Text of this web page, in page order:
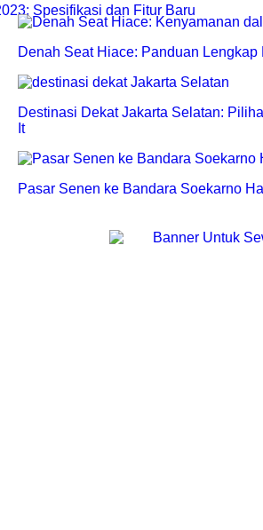
Denah Seat Hiace: Panduan
Destinasi Dekat Jakarta Selatan:
It
Pasar Senen ke Bandara Soekarno